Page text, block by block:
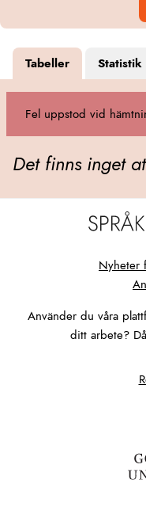
Tabeller Statistik
Fel uppstod vid
Det finns inget
Nyheter
Använder du våra
ditt arbete?